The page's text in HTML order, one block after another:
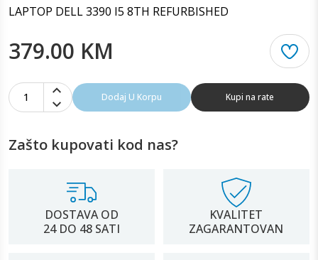
LAPTOP DELL 3390 I5 8TH REFURBISHED
379.00 KM
1 Dodaj U Korpu Kupi na rate
Zašto kupovati kod nas?
DOSTAVA OD
24 DO 48 SATI
KVALITET
ZAGARANTOVAN